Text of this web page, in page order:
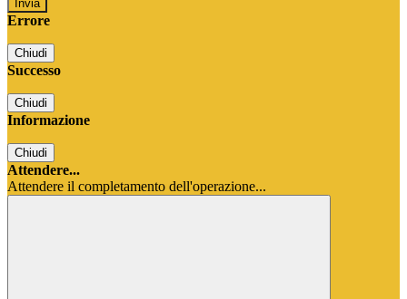
Errore
Chiudi
Successo
Chiudi
Informazione
Chiudi
Attendere...
Attendere il completamento dell'operazione...